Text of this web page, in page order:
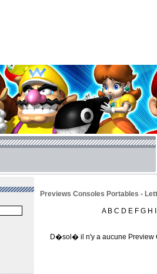
Previews Consoles Portables -
A B C D E F G H
D�sol� il n'y a aucune Preview